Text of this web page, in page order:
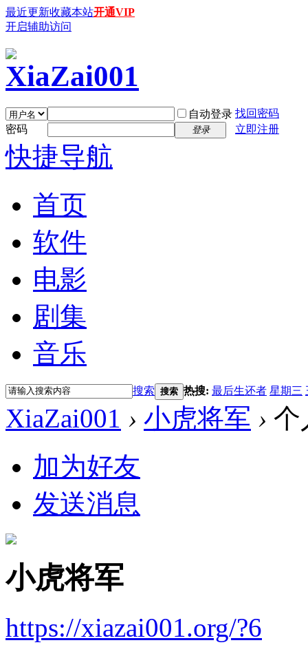
最近更新收藏本站开通VIP
开启辅助访问
自动登录 找回密码
密码
登录 立即注册
快捷导航
首页
软件
电影
剧集
音乐
搜索 搜索 热搜: 最后生还者 星期三
XiaZai001 › 小虎将军 › 个
加为好友
发送消息
小虎将军
https://xiazai001.org/?6